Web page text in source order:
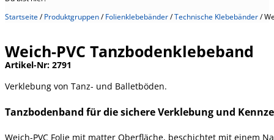
Startseite/Produktgruppen/Folienklebebänder/Technische Klebebänder/
Weich-PVC Tanzbodenklebeband
Artikel-Nr: 2791
Verklebung von Tanz- und Balletböden.
Tanzbodenband für die sichere Verklebung und
Weich-PVC Folie mit matter Oberfläche, beschichtet mit einem